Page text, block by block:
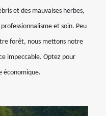
et des mauvaises herbes,
et soin. Peu
forêt, nous mettons notre
impeccable. Optez pour
économique.